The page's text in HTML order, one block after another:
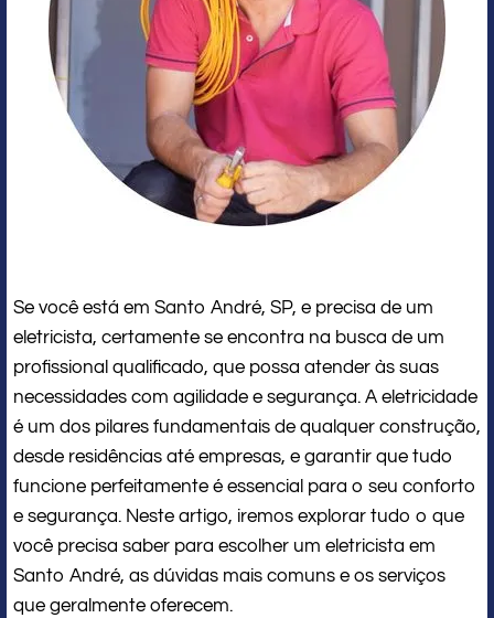
Se você está em Santo André, SP, e precisa de um
eletricista, certamente se encontra na busca de um
profissional qualificado, que possa atender às suas
necessidades com agilidade e segurança. A eletricidade
é um dos pilares fundamentais de qualquer construção,
desde residências até empresas, e garantir que tudo
funcione perfeitamente é essencial para o seu conforto
e segurança. Neste artigo, iremos explorar tudo o que
você precisa saber para escolher um eletricista em
Santo André, as dúvidas mais comuns e os serviços
que geralmente oferecem.